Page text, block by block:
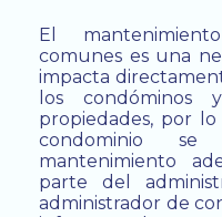
El
comunes es una
impacta
los
propiedades, por
condominio
mantenimiento
parte del
administrador de